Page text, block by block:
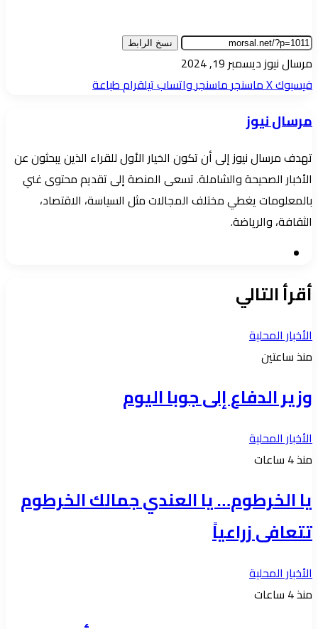
نسخ الرابط
مرسال نيوزأرسل
بريدا
ديسمبر 19, 2024
فيسبوك‫Xماسنجرماسنجرواتسابتيلقرامطباعة
مرسال نيوز
تهدف مرسال نيوز إلى أن تكون الخيار الأول للقراء الذين يبحثون عن
الأخبار الصحيحة والشاملة. تسعى المنصة إلى تقديم محتوى غني
بالمعلومات يغطي مختلف المجالات مثل السياسة، الاقتصاد،
الثقافة، والرياضة.
أقرأ التالي
الأخبار المحلية
منذ ساعتين
وزير الدفاع إلى جوبا اليوم
الأخبار المحلية
منذ 4 ساعات
يا الخرطوم… يا العندي جمالك الخرطوم
تتعافى زراعياً
الأخبار المحلية
منذ 4 ساعات